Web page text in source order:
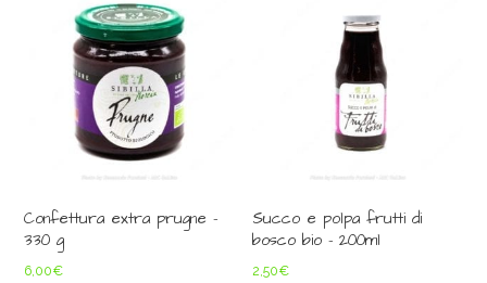
Confettura extra prugne –
330 g
6,00€
Succo e polpa frutti di
bosco bio – 200ml
2,50€